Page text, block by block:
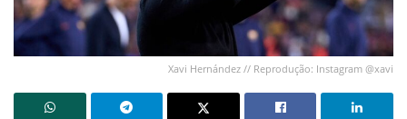
Xavi Hernández // Reprodução: Instagram @xavi